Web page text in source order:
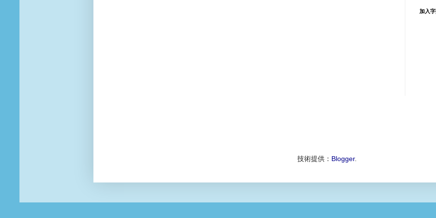
加入
技術提供： Blogger.